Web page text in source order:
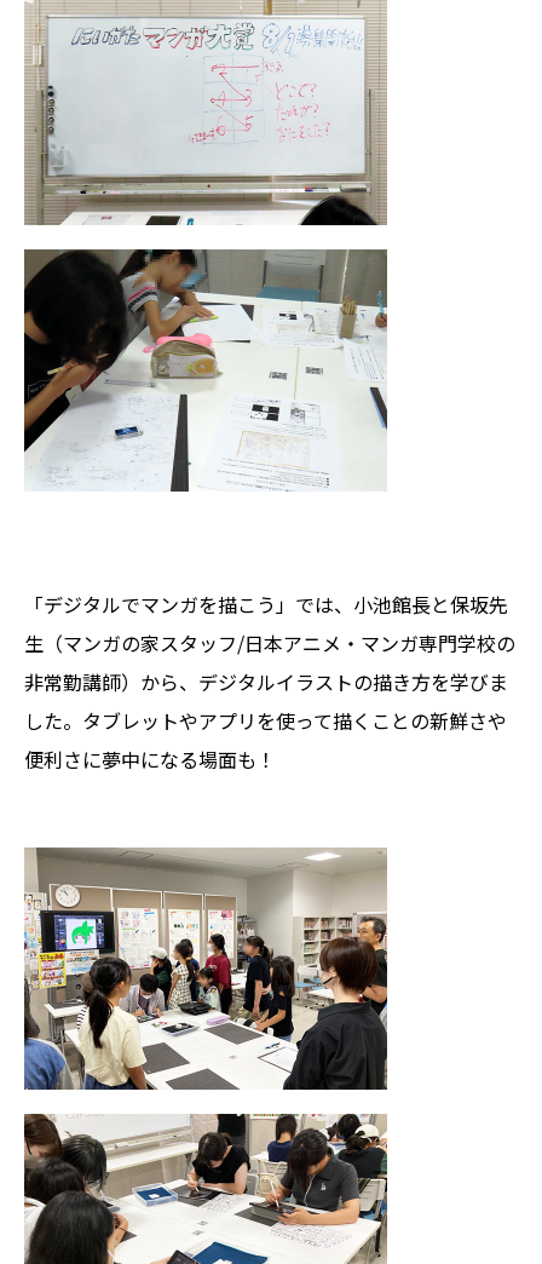
「デジタルでマンガを描こう」では、小池館長と保坂先
生（マンガの家スタッフ/日本アニメ・マンガ専門学校の
非常勤講師）から、デジタルイラストの描き方を学びま
した。タブレットやアプリを使って描くことの新鮮さや
便利さに夢中になる場面も！